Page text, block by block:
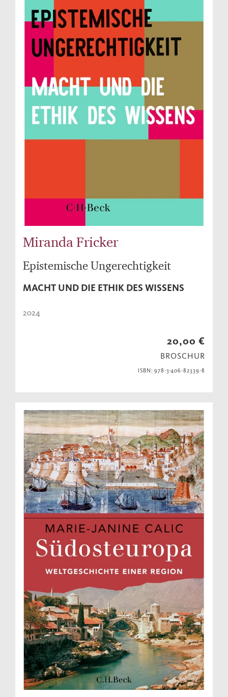
Miranda Fricker
Epistemische Ungerechtigkeit
MACHT UND DIE ETHIK DES WISSENS
2024
20,00 €
BROSCHUR
ISBN: 978-3-406-82339-8